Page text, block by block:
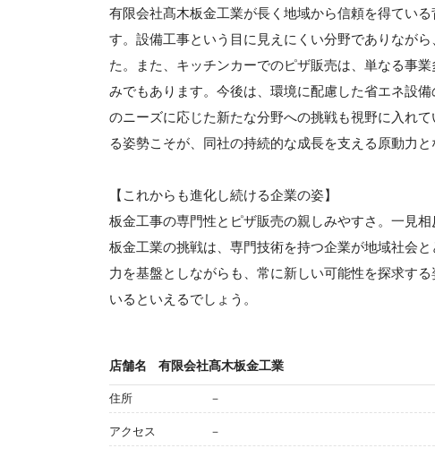
有限会社髙木板金工業が長く地域から信頼を得てい
す。設備工事という目に見えにくい分野でありなが
た。また、キッチンカーでのピザ販売は、単なる事
みでもあります。今後は、環境に配慮した省エネ設
のニーズに応じた新たな分野への挑戦も視野に入れ
る姿勢こそが、同社の持続的な成長を支える原動力と
【これからも進化し続ける企業の姿】
板金工事の専門性とピザ販売の親しみやすさ。一見
板金工業の挑戦は、専門技術を持つ企業が地域社会
力を基盤としながらも、常に新しい可能性を探求す
いるといえるでしょう。
店舗名 有限会社髙木板金工業
住所 －
アクセス －